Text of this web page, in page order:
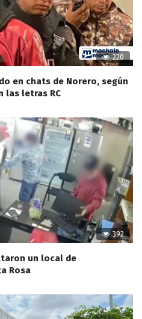
220
en chats de Norero, según
las letras RC
392
un local de
Rosa